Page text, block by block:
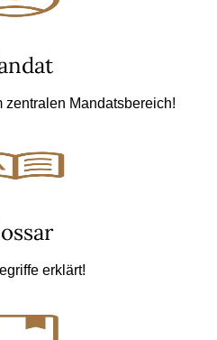
zentralen Mandatsbereich!
erklärt!